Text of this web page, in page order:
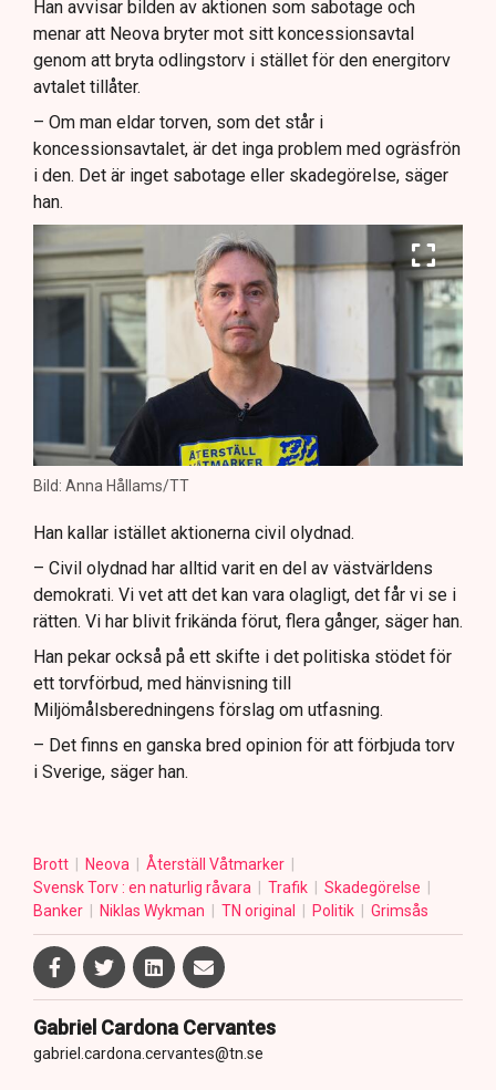
Han avvisar bilden av aktionen som sabotage och
menar att Neova bryter mot sitt koncessionsavtal
genom att bryta odlingstorv i stället för den energitorv
avtalet tillåter.
– Om man eldar torven, som det står i
koncessionsavtalet, är det inga problem med ogräsfrön
i den. Det är inget sabotage eller skadegörelse, säger
han.
Bild: Anna Hållams/TT
Han kallar istället aktionerna civil olydnad.
– Civil olydnad har alltid varit en del av västvärldens
demokrati. Vi vet att det kan vara olagligt, det får vi se i
rätten. Vi har blivit frikända förut, flera gånger, säger han.
Han pekar också på ett skifte i det politiska stödet för
ett torvförbud, med hänvisning till
Miljömålsberedningens förslag om utfasning.
– Det finns en ganska bred opinion för att förbjuda torv
i Sverige, säger han.
Brott Neova
Återställ Våtmarker
Svensk Torv : en naturlig råvara
Trafik
Skadegörelse
Banker
Niklas Wykman TN original Politik Grimsås
Gabriel Cardona Cervantes
gabriel.cardona.cervantes@tn.se